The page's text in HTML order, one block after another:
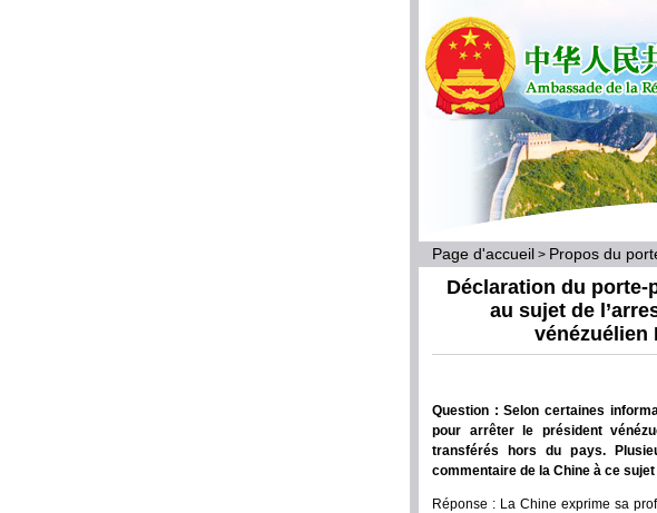
Page d'accueil > Propos du
Déclaration du porte-
au sujet de
vénézuélien
Question : Selon certaines
pour arrêter le président
transférés hors du pays.
commentaire de la Chine à ce sujet
Réponse : La Chine exprime sa